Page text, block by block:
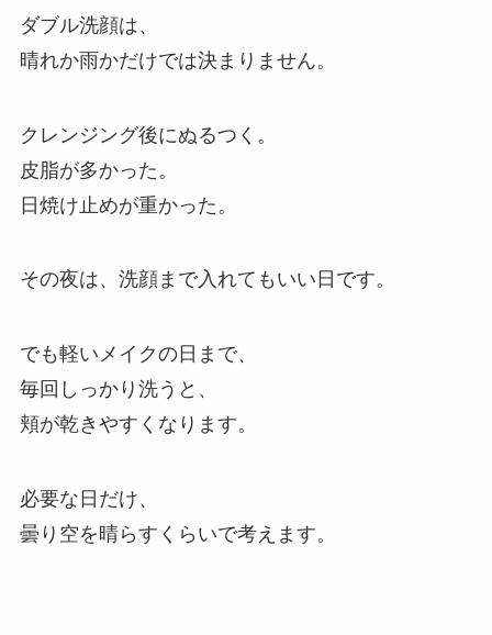
ダブル洗顔は、
晴れか雨かだけでは決まりません。
クレンジング後にぬるつく。
皮脂が多かった。
日焼け止めが重かった。
その夜は、洗顔まで入れてもいい日です。
でも軽いメイクの日まで、
毎回しっかり洗うと、
頬が乾きやすくなります。
必要な日だけ、
曇り空を晴らすくらいで考えます。